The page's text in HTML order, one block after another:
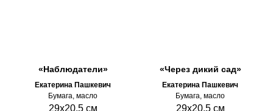
«Наблюдатели»
Екатерина Пашкевич
Бумага, масло
29х20,5 см
«Через дикий сад»
Екатерина Пашкевич
Бумага, масло
29х20,5 см